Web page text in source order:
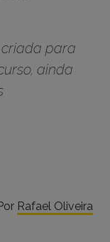
para
ainda
Rafael Oliveira